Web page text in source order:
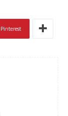
Pinterest